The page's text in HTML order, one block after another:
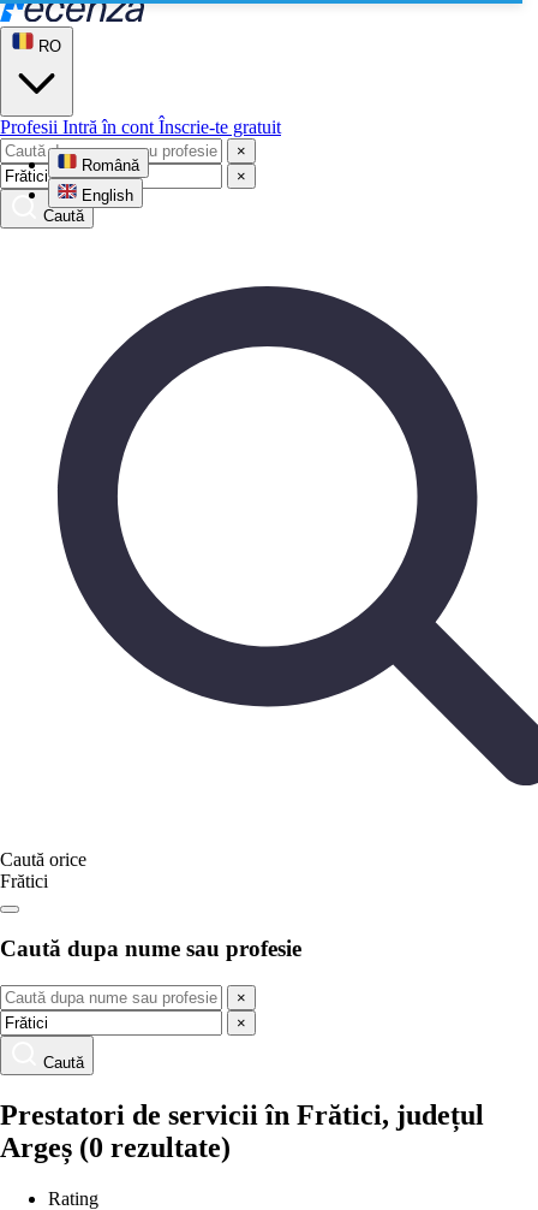
RO
Română
English
Profesii Intră în cont Înscrie-te gratuit
×
×
Caută
Caută orice
Frătici
Caută dupa nume sau profesie
×
×
Caută
Prestatori de servicii în Frătici, județul
Argeș (0 rezultate)
Rating